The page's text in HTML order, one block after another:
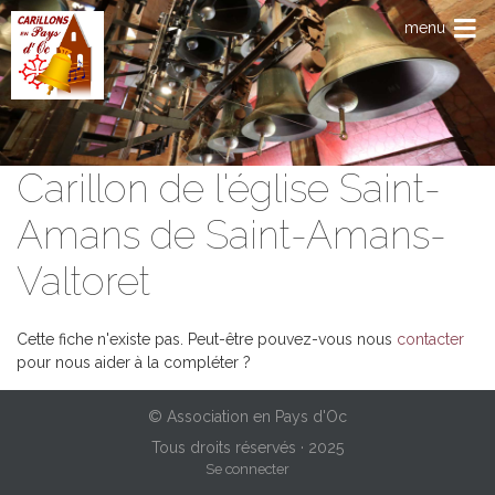
Aller au contenu principal
menu
Carillon de l'église Saint-
Amans de Saint-Amans-
Valtoret
Cette fiche n'existe pas. Peut-être pouvez-vous nous contacter
pour nous aider à la compléter ?
© Association en Pays d'Oc
Tous droits réservés · 2025
Menu du compte de l'utilisateur
Se connecter